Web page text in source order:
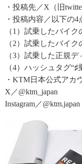
・投稿先／X（旧
・投稿内容／以下の4
（1）試乗したバイク
（2）試乗したバイク
（3）試乗した正規デ
（4）ハッシュタグ
・KTM日本公式アカ
X／@ktm_japan
Instagram／@ktm.japan